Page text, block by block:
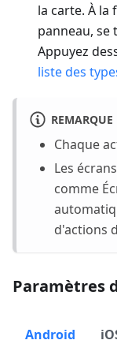
la carte. À la
panneau, se
Appuyez
liste des
REMARQUE
Chaque
Les
comme
d'actions
Paramètres
Android